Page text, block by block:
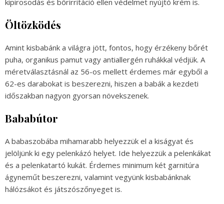
kipirosodás és bőrirritáció ellen védelmet nyújtó krém is.
Öltözködés
Amint kisbabánk a világra jött, fontos, hogy érzékeny bőrét
puha, organikus pamut vagy antiallergén ruhákkal védjük. A
méretválasztásnál az 56-os mellett érdemes már egyből a
62-es darabokat is beszerezni, hiszen a babák a kezdeti
időszakban nagyon gyorsan növekszenek.
Bababútor
A babaszobába mihamarabb helyezzük el a kiságyat és
jelöljünk ki egy pelenkázó helyet. Ide helyezzük a pelenkákat
és a pelenkatartó kukát. Érdemes minimum két garnitúra
ágyneműt beszerezni, valamint vegyünk kisbabánknak
hálózsákot és játszószőnyeget is.